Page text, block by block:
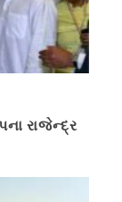
રાજેન્દ્ર